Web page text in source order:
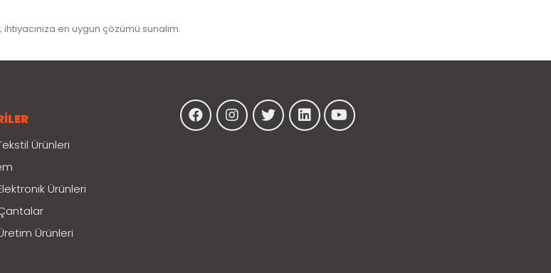
en uygun çözümü sunalım.
Ürünleri
Ürünleri
Ürünleri